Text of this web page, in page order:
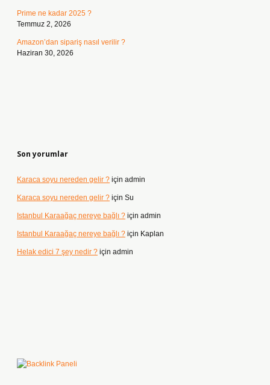
Prime ne kadar 2025 ?
Temmuz 2, 2026
Amazon’dan sipariş nasıl verilir ?
Haziran 30, 2026
Son yorumlar
Karaca soyu nereden gelir ? için admin
Karaca soyu nereden gelir ? için Su
Istanbul Karaağaç nereye bağlı ? için admin
Istanbul Karaağaç nereye bağlı ? için Kaplan
Helak edici 7 şey nedir ? için admin